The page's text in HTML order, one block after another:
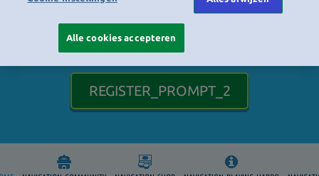
HEADER_TITLE
REGISTER_PROMPT_2
Alle cookies accepteren